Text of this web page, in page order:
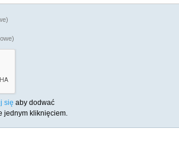
się aby dodwać
jednym kliknięciem.